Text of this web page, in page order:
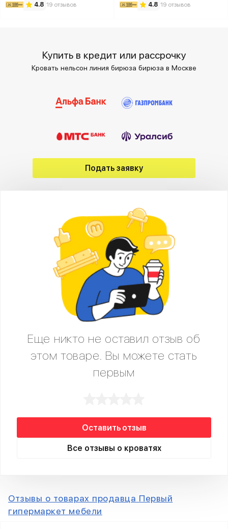
4.8 19 отзывов
4.8 19 отзывов
Купить в кредит или рассрочку
Кровать нельсон линия бирюза бирюза в Москве
Подать заявку
Еще никто не оставил отзыв об
этом товаре. Вы можете стать
первым
Оставить отзыв
Все отзывы о кроватях
Отзывы о товарах продавца Первый
гипермаркет мебели